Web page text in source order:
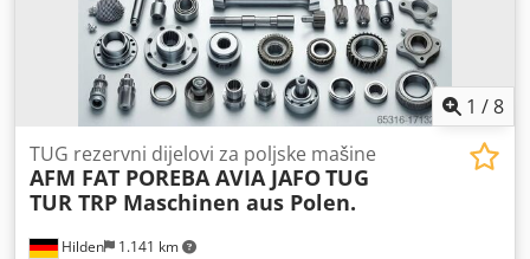
1 /8
Hilden 1.141 km
TUG rezervni dijelovi za poljske mašine
AFM FAT POREBA AVIA JAFOTUG
TUR TRP Maschinen aus Polen.